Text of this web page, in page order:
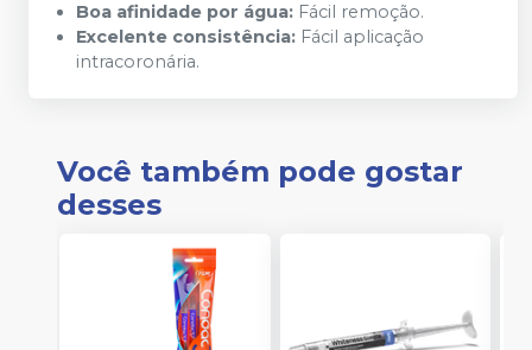
Boa afinidade por água: Fácil remoção.
Excelente consistência: Fácil aplicação
intracoronária.
Você também pode gostar
desses